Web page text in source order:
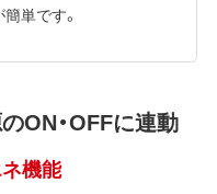
単です。
ON・OFFに連動
機能